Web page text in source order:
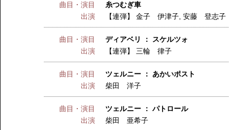
曲目・演目
糸つむぎ車
出演
【連弾】金子 伊津子 ,安藤 登志子
曲目・演目
ディアベリ ： スケルツォ
出演
【連弾】 三輪 律子
曲目・演目
ツェルニー ： あかいポスト
出演
柴田 洋子
曲目・演目
ツェルニー ： パトロール
出演
柴田 亜希子